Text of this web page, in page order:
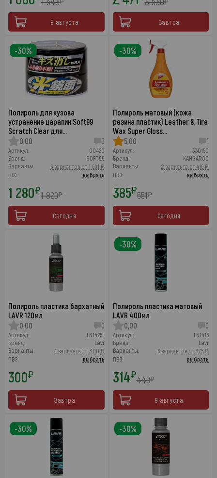
9 августа Завтра
Полироль для кузова
устранение царапин Soft99
Scratch Clear для…
0,00
0
Артикул:
00420
Бренд:
SOFT99
Варианты:
6 вариантов от 1 691 ₽
ПВЗ:
выбрать
1 280₽1 829₽
Сегодня
-30%
Полироль матовый (кожа
резина пластик) Leather & Tire
Wax Super Gloss…
5,00
1
Артикул:
330150
Бренд:
KANGAROO
Варианты:
2 варианта от 416 ₽
ПВЗ:
выбрать
385₽551₽
Сегодня
-30%
Полироль пластика бархатный
LAVR 120мл
0,00
0
Артикул:
LN1425L
Бренд:
Lavr
Варианты:
4 варианта от 300 ₽
ПВЗ:
выбрать
300₽
Завтра
Полироль пластика матовый
LAVR 400мл
0,00
0
Артикул:
LN1416
Бренд:
Lavr
Варианты:
6 вариантов от 375 ₽
ПВЗ:
выбрать
314₽449₽
9 августа
-30%
-30% -30%